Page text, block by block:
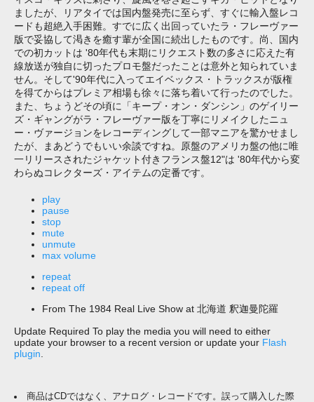
ましたが、リアタイでは国内盤発売に至らず、すぐに輸入盤レコ
ードも超絶入手困難。すでに広く出回っていたラ・フレーヴァー
版で妥協して渇きを癒す輩が全国に続出したものです。尚、国内
での初カットは '80年代も末期にリクエスト数の多さに応えた有
線放送が独自に切ったプロモ盤だったことは意外と知られていま
せん。そして'90年代に入ってエイベックス・トラックスが版権
を得てからはプレミア相場も徐々に落ち着いて行ったのでした。
また、ちょうどその頃に「キープ・オン・ダンシン」のゲイリー
ズ・ギャングがラ・フレーヴァー版を丁寧にリメイクしたニュ
ー・ヴァージョンをレコーディングして一部マニアを驚かせまし
たが、まあどうでもいい余談ですね。原盤のアメリカ盤の他に唯
一リリースされたジャケット付きフランス盤12"は '80年代から変
わらぬコレクターズ・アイテムの定番です。
play
pause
stop
mute
unmute
max volume
repeat
repeat off
From The 1984 Real Live Show at 北海道 釈迦曼陀羅
Update Required To play the media you will need to either
update your browser to a recent version or update your Flash
plugin
商品はCDではなく、アナログ・レコードです。誤って購入した際